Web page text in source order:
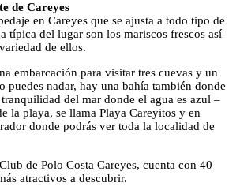
de Careyes
en Careyes que se ajusta a todo tipo de
típica del lugar son los mariscos frescos así
de ellos.
embarcación para visitar tres cuevas y un
puedes nadar, hay una bahía también donde
del mar donde el agua es azul –
la playa, se llama Playa Careyitos y en
donde podrás ver toda la localidad de
de Polo Costa Careyes, cuenta con 40
atractivos a descubrir.